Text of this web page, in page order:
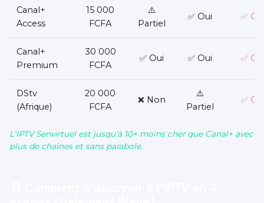
Canal+
Access
15 000
FCFA
⚠️
Partiel
✅ Oui ✅
Canal+
Premium
30 000
FCFA
✅ Oui ✅ Oui ✅
DStv
(Afrique)
20 000
FCFA
❌ Non
⚠️
Partiel
✅
L'IPTV Senvirtuel est jusqu'à 10× moins cher que Canal+ avec
plus de chaînes et sans parabole.